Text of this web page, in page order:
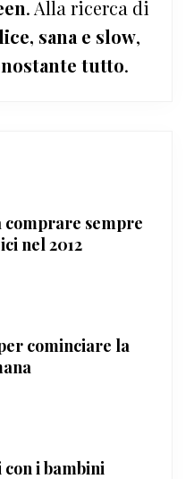
. Alla ricerca di
sana e slow,
tutto.
comprare sempre
nel 2012
cominciare la
i bambini